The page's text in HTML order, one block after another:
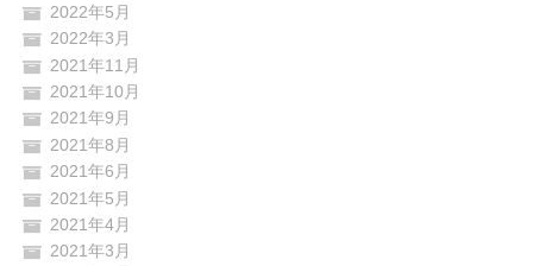
2022年5月
2022年3月
2021年11月
2021年10月
2021年9月
2021年8月
2021年6月
2021年5月
2021年4月
2021年3月